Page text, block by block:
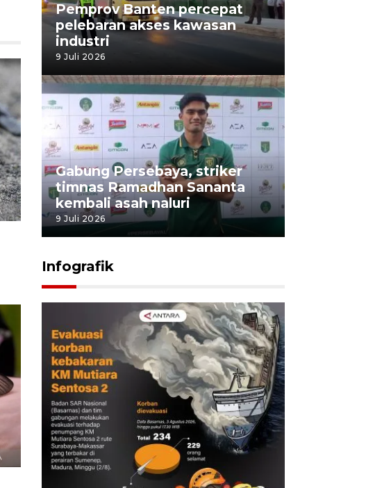
Pemprov Banten percepat
pelebaran akses kawasan
industri
9 Juli 2026
Gabung Persebaya, striker
timnas Ramadhan Sananta
kembali asah naluri
9 Juli 2026
Infografik